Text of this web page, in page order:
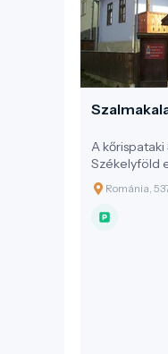
A
Székelyföld
tematikus
egyszerű,
tárgyon – a
Románia,